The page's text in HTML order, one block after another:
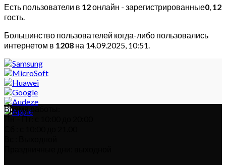
Есть пользователи в 12онлайн - зарегистрированные0, 12
гость.
Большинство пользователей когда-либо пользовались
интернетом в 1208 на 14.09.2025, 10:51.
Время работы:
Пн – Пт: с 10:00 до 20:00